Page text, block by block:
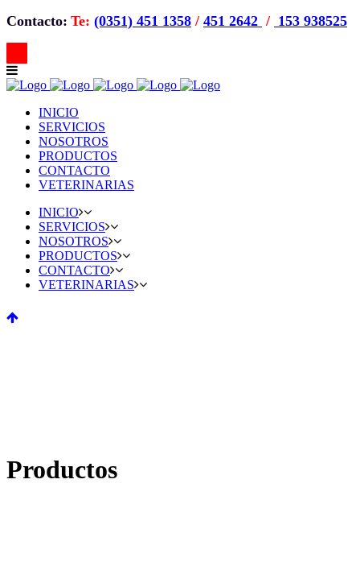
Contacto: Te: (0351) 451 1358 / 451 2642 / 153 938525
INICIO
SERVICIOS
NOSOTROS
PRODUCTOS
CONTACTO
VETERINARIAS
INICIO
SERVICIOS
NOSOTROS
PRODUCTOS
CONTACTO
VETERINARIAS
Productos